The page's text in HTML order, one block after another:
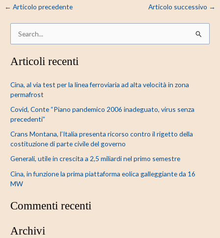
← Articolo precedente Articolo successivo →
r
a
Articoli recenti
Cina, al via test per la linea ferroviaria ad alta velocità in zona
permafrost
Covid, Conte “Piano pandemico 2006 inadeguato, virus senza
precedenti”
Crans Montana, l’Italia presenta ricorso contro il rigetto della
costituzione di parte civile del governo
Generali, utile in crescita a 2,5 miliardi nel primo semestre
Cina, in funzione la prima piattaforma eolica galleggiante da 16
MW
Commenti recenti
Archivi